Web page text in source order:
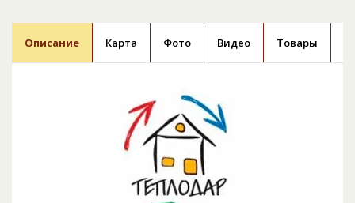
Описание Карта Фото Видео Товары